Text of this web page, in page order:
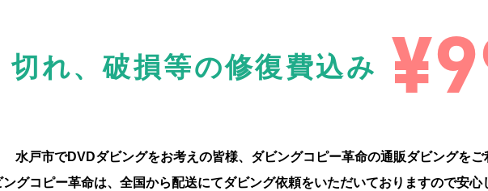
切れ、破損等の修復費込み
水戸市でDVDダビングをお考えの皆様、ダビングコピー革命の通販ダビングをご
ングコピー革命は、全国から配送にてダビング依頼をいただいておりますので安心